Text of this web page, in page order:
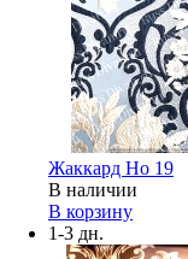
Жаккард Но 19
В наличии
В корзину
1-3 дн.